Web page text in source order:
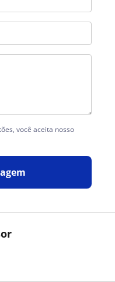
você aceita nosso